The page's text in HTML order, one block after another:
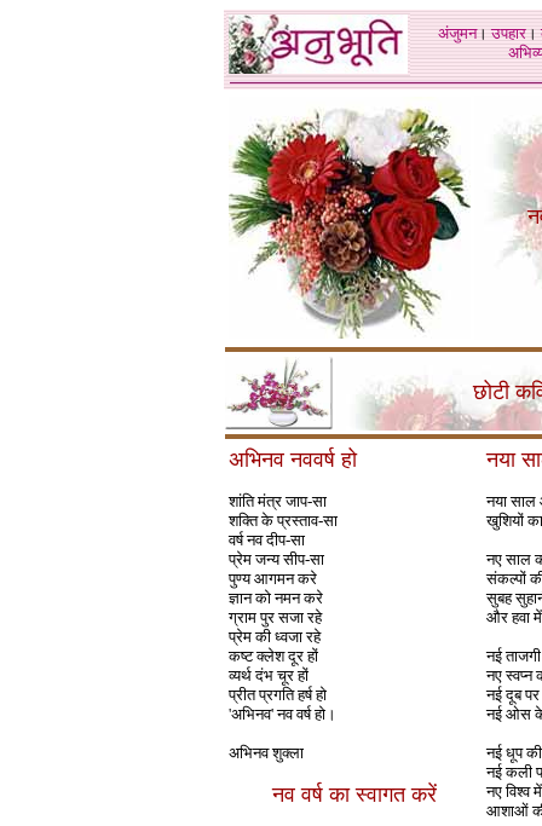
अंजुमन।उपहार।
छोटी
अभिनव नववर्ष हो
शांति मंत्र जाप-सा
शक्ति के प्रस्ताव-सा
वर्ष नव दीप-सा
प्रेम जन्य सीप-सा
पुण्य आगमन करे
ज्ञान को नमन करे
ग्राम पुर सजा रहे
प्रेम की ध्वजा रहे
कष्ट क्लेश दूर हों
व्यर्थ दंभ चूर हों
प्रीत प्रगति हर्ष हो
'अभिनव' नव वर्ष हो।
अभिनव शुक्ला
नव वर्ष का स्वागत करें
नया
नया साल
खुशियों
नए साल
संकल्पों
सुबह
और हवा में
नई
नए स्वप्न
नई दूब पर
नई ओस
नई धूप
नई कली
नए विश्व में
आशाओं